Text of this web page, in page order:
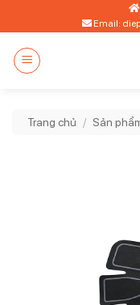
qua
dung
Email:
Trang chủ / Sản